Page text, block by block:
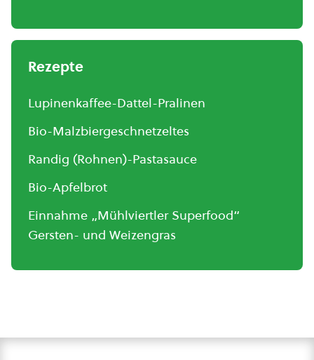
Rezepte
Lupinenkaffee-Dattel-Pralinen
Bio-Malzbiergeschnetzeltes
Randig (Rohnen)-Pastasauce
Bio-Apfelbrot
Einnahme „Mühlviertler Superfood“
Gersten- und Weizengras